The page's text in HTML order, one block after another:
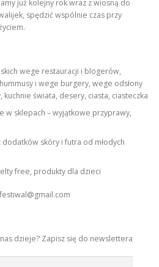
już kolejny rok wraz z wiosną do
spędzić wspólnie czas przy
wege restauracji i blogerów,
i wege burgery, wege odsłony
kuchnie świata, desery, ciasta, ciasteczka
w sklepach – wyjątkowe przyprawy,
skóry i futra od młodych
free, produkty dla dzieci
dzieje? Zapisz się do newslettera